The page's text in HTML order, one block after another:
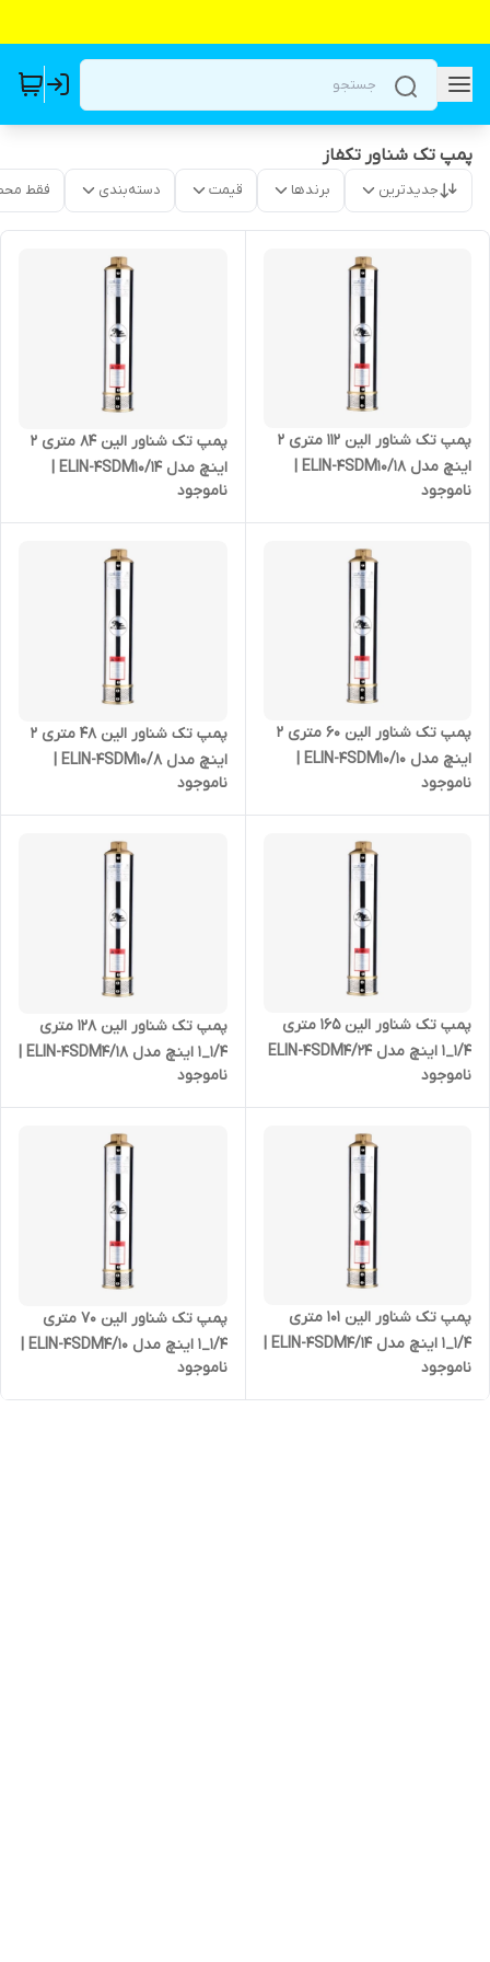
پمپ تک شناور تکفاز
جدیدترین برندها قیمت دسته‌بندی فقط
پمپ تک شناور الین 112 متری 2
اینچ مدل ELIN-4SDM10/18 |
شناور استیل 4 اسب بدون موتور
ناموجود
پمپ تک شناور الین 84 متری 2
اینچ مدل ELIN-4SDM10/14 |
شناور استیل 3 اسب بدون موتور
ناموجود
پمپ تک شناور الین 60 متری 2
اینچ مدل ELIN-4SDM10/10 |
شناور استیل 2 اسب بدون موتور
ناموجود
پمپ تک شناور الین 48 متری 2
اینچ مدل ELIN-4SDM10/8 |
موتور
ناموجود
پمپ تک شناور الین 165 متری
1/4_1 اینچ مدل ELIN-4SDM4/24
موتور
ناموجود
پمپ تک شناور الین 128 متری
1/4_1 اینچ مدل ELIN-4SDM4/18 |
شناور استیل 2 اسب بدون موتور
ناموجود
پمپ تک شناور الین 101 متری
1/4_1 اینچ مدل ELIN-4SDM4/14 |
موتور
ناموجود
پمپ تک شناور الین 70 متری
1/4_1 اینچ مدل ELIN-4SDM4/10 |
شناور استیل 1 اسب بدون موتور
ناموجود